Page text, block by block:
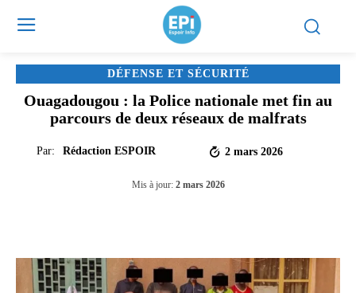
DÉFENSE ET SÉCURITÉ
Ouagadougou : la Police nationale met fin au
parcours de deux réseaux de malfrats
Par: Rédaction ESPOIR 2 mars 2026
Mis à jour: 2 mars 2026